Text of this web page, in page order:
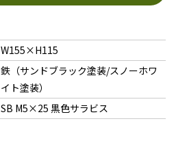
W155×H115
鉄（サンドブラック塗装/スノーホワ
イト塗装）
SB M5×25 黒色サラビス